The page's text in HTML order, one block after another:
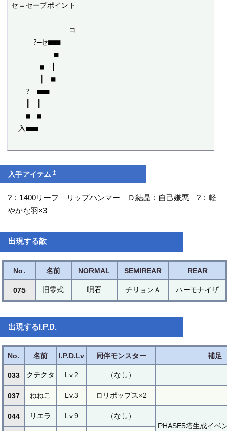
セ＝セーブポイント
コ
?━セ■■■
■
■　┃
┃　■
?　■■■
■　■
入■■■
入手アイテム†
?：1400リーフ リップハンマー Ｄ結晶：自己嫌悪 ?：軽
やかな羽×3
出現する敵†
No. 名前 NORMAL SEMIREAR REAR
075 旧零式 唄石 チリョンＡ ハーモナイザ
出現するI.P.D.†
No. 名前 I.P.D.Lv 同伴モンスター 補足
033 クテクタ Lv.2 （なし）
037 ねねこ Lv.3 ロリポップス×2
044 リエラ Lv.9
（なし）
PHASE5塔生成イベ